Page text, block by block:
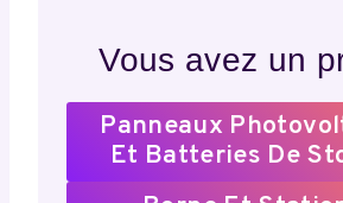
Vous avez un
Panneaux
Et Batteries De